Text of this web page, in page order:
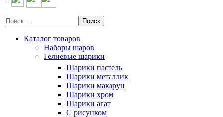
Поиск
Каталог товаров
Наборы шаров
Гелиевые шарики
Шарики пастель
Шарики металлик
Шарики макарун
Шарики хром
Шарики агат
С рисунком